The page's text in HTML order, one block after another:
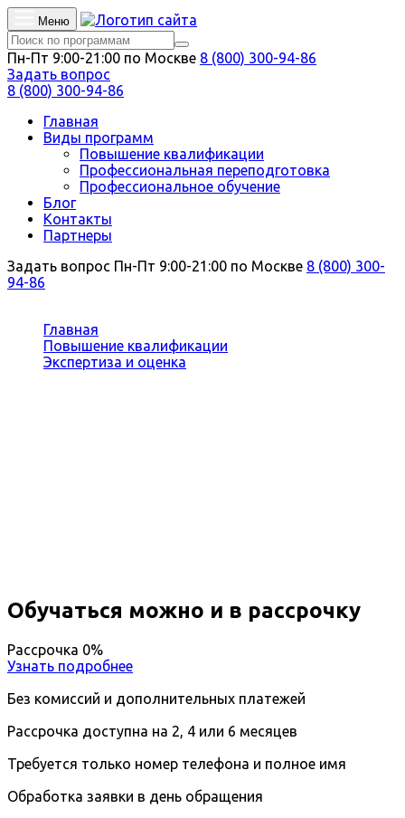
Меню
Пн-Пт 9:00-21:00 по Москве 8 (800) 300-94-86
Задать вопрос
8 (800) 300-94-86
Главная
Виды программ
Повышение квалификации
Профессиональная переподготовка
Профессиональное обучение
Блог
Контакты
Партнеры
Задать вопрос Пн-Пт 9:00-21:00 по Москве 8 (800) 300-
94-86
Главная
Повышение квалификации
Экспертиза и оценка
Обучаться можно и в рассрочку
Рассрочка 0%
Узнать подробнее
Без комиссий и дополнительных платежей
Рассрочка доступна на 2, 4 или 6 месяцев
Требуется только номер телефона и полное имя
Обработка заявки в день обращения